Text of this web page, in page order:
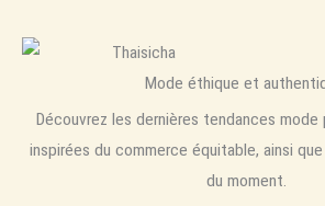
Mode éthique et
Découvrez les dernières tendances mode
inspirées du commerce équitable, ainsi
du moment.